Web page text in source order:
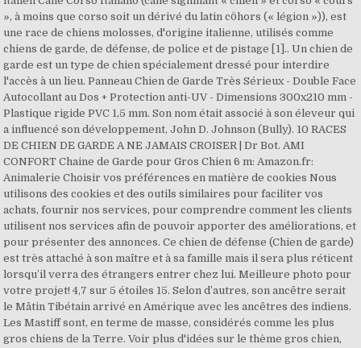
», à moins que corso soit un dérivé du latin cŏhors (« légion »)), est
une race de chiens molosses, d'origine italienne, utilisés comme
chiens de garde, de défense, de police et de pistage [1].. Un chien de
garde est un type de chien spécialement dressé pour interdire
l'accès à un lieu. Panneau Chien de Garde Très Sérieux - Double Face
Autocollant au Dos + Protection anti-UV - Dimensions 300x210 mm -
Plastique rigide PVC 1,5 mm. Son nom était associé à son éleveur qui
a influencé son développement, John D. Johnson (Bully). 10 RACES
DE CHIEN DE GARDE A NE JAMAIS CROISER | Dr Bot. AMI
CONFORT Chaine de Garde pour Gros Chien 6 m: Amazon.fr:
Animalerie Choisir vos préférences en matière de cookies Nous
utilisons des cookies et des outils similaires pour faciliter vos
achats, fournir nos services, pour comprendre comment les clients
utilisent nos services afin de pouvoir apporter des améliorations, et
pour présenter des annonces. Ce chien de défense (Chien de garde)
est très attaché à son maître et à sa famille mais il sera plus réticent
lorsqu’il verra des étrangers entrer chez lui. Meilleure photo pour
votre projet! 4,7 sur 5 étoiles 15. Selon d’autres, son ancêtre serait
le Mâtin Tibétain arrivé en Amérique avec les ancêtres des indiens.
Les Mastiff sont, en terme de masse, considérés comme les plus
gros chiens de la Terre. Voir plus d'idées sur le thème gros chien,